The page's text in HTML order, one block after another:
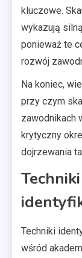
kluczowe.
wykazują
ponieważ te
rozwój
Na koniec,
przy czym
zawodnikach
krytyczny
dojrzewania
Techniki
wśród